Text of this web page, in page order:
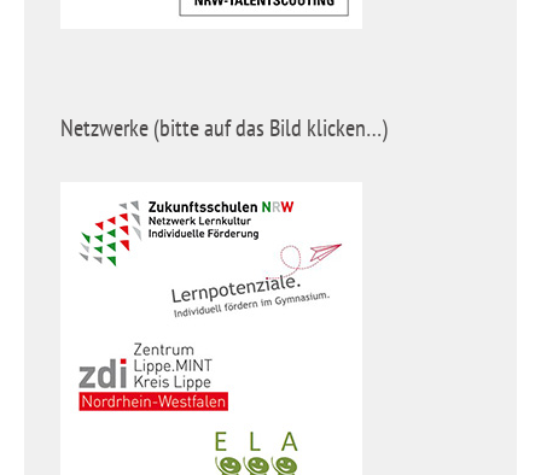
Netzwerke (bitte auf das Bild klicken…)